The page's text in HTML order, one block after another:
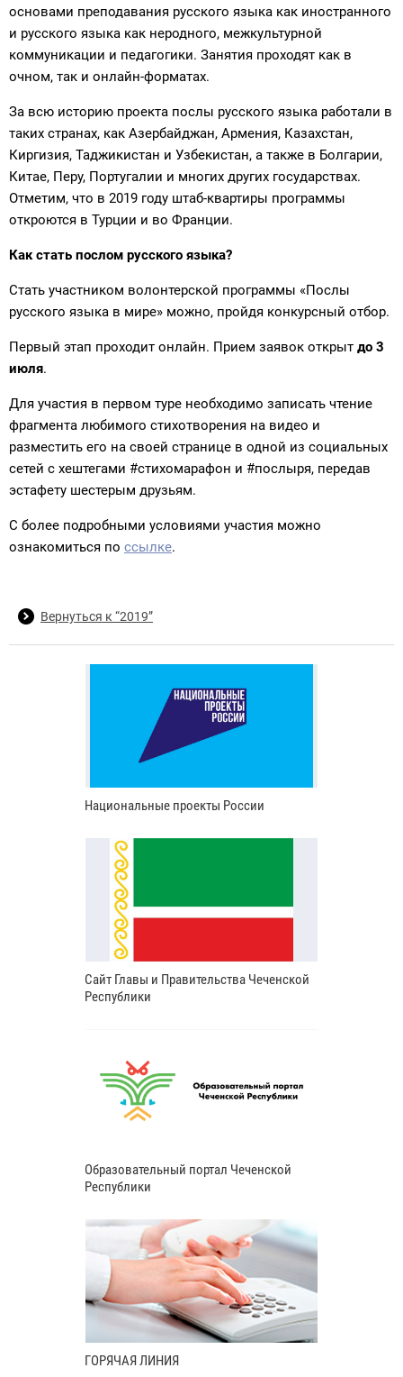
основами преподавания русского языка как иностранного
и русского языка как неродного, межкультурной
коммуникации и педагогики. Занятия проходят как в
очном, так и онлайн-форматах.
За всю историю проекта послы русского языка работали в
таких странах, как Азербайджан, Армения, Казахстан,
Киргизия, Таджикистан и Узбекистан, а также в Болгарии,
Китае, Перу, Португалии и многих других государствах.
Отметим, что в 2019 году штаб-квартиры программы
откроются в Турции и во Франции.
Как стать послом русского языка?
Стать участником волонтерской программы «Послы
русского языка в мире» можно, пройдя конкурсный отбор.
Первый этап проходит онлайн. Прием заявок открыт до 3
июля.
Для участия в первом туре необходимо записать чтение
фрагмента любимого стихотворения на видео и
разместить его на своей странице в одной из социальных
сетей с хештегами #стихомарафон и #послыря, передав
эстафету шестерым друзьям.
С более подробными условиями участия можно
ознакомиться по ссылке.
Вернуться к “2019”
Национальные проекты России
Сайт Главы и Правительства Чеченской
Республики
Образовательный портал Чеченской
Республики
ГОРЯЧАЯ ЛИНИЯ